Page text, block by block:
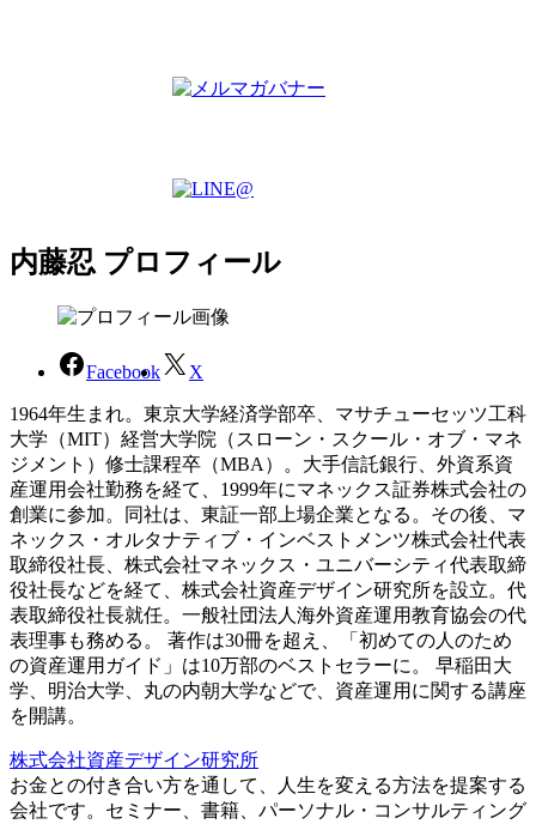
内藤忍 プロフィール
Facebook X
1964年生まれ。東京大学経済学部卒、マサチューセッツ工科
大学（MIT）経営大学院（スローン・スクール・オブ・マネ
ジメント）修士課程卒（MBA）。大手信託銀行、外資系資
産運用会社勤務を経て、1999年にマネックス証券株式会社の
創業に参加。同社は、東証一部上場企業となる。その後、マ
ネックス・オルタナティブ・インベストメンツ株式会社代表
取締役社長、株式会社マネックス・ユニバーシティ代表取締
役社長などを経て、株式会社資産デザイン研究所を設立。代
表取締役社長就任。一般社団法人海外資産運用教育協会の代
表理事も務める。 著作は30冊を超え、「初めての人のため
の資産運用ガイド」は10万部のベストセラーに。 早稲田大
学、明治大学、丸の内朝大学などで、資産運用に関する講座
を開講。
株式会社資産デザイン研究所
お金との付き合い方を通して、人生を変える方法を提案する
会社です。セミナー、書籍、パーソナル・コンサルティング